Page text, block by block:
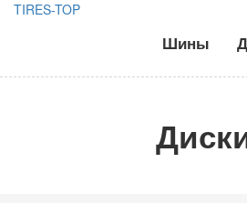
TIRES-TOP
Шины